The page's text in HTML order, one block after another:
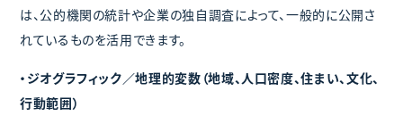
は、公的機関の統計や企業の独自調査によって、一般的に公開さ
れているものを活用できます。
・ジオグラフィック／地理的変数（地域、人口密度、住まい、文化、
行動範囲）